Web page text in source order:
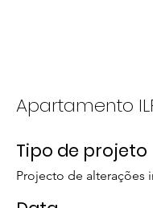
Apartamento
Tipo de projeto
Projecto de alterações